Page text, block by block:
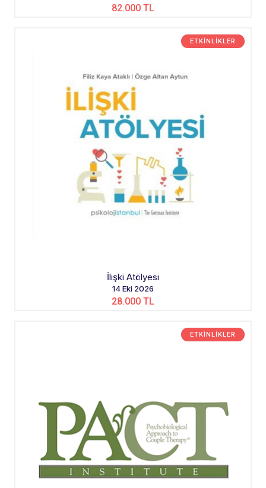
82.000 TL
ETKINLIKLER
İlişki Atölyesi
14 Eki 2026
28.000 TL
ETKINLIKLER